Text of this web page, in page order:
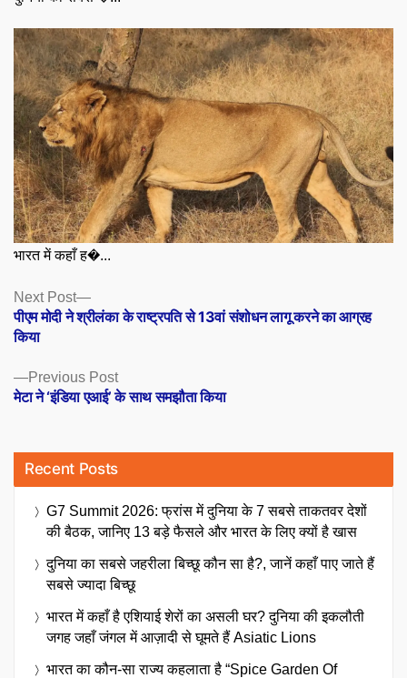
भारत में कहाँ ह�...
Posts
navigation
Previous PostPrevious
post:
मेटा ने ‘इंडिया एआई’ के साथ समझौता किया
Next Post
Next
post:
पीएम मोदी ने श्रीलंका के राष्ट्रपति से 13वां संशोधन लागू करने का आग्रह
किया
Recent Posts
G7 Summit 2026: फ्रांस में दुनिया के 7 सबसे ताकतवर देशों
की बैठक, जानिए 13 बड़े फैसले और भारत के लिए क्यों है खास
दुनिया का सबसे जहरीला बिच्छू कौन सा है?, जानें कहाँ पाए जाते हैं
सबसे ज्यादा बिच्छू
भारत में कहाँ है एशियाई शेरों का असली घर? दुनिया की इकलौती
जगह जहाँ जंगल में आज़ादी से घूमते हैं Asiatic Lions
भारत का कौन-सा राज्य कहलाता है “Spice Garden Of